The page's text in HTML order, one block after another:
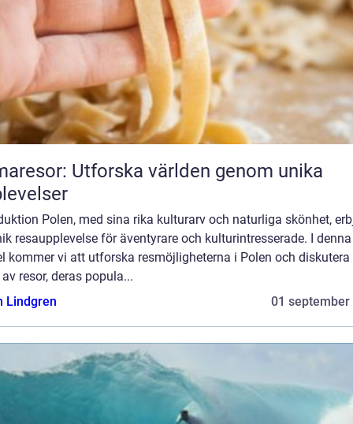
Utforska världen genom unika
Polen, med sina rika kulturarv och naturliga skönhet,
resaupplevelse för äventyrare och kulturintresserade. I denna
kommer vi att utforska resmöjligheterna i Polen och
resor, deras popula...
Lindgren
01 september